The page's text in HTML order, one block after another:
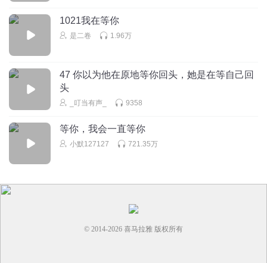
1021我在等你
是二卷 1.96万
47 你以为他在原地等你回头，她是在等自己回
头
_叮当有声_ 9358
等你，我会一直等你
小默127127 721.35万
© 2014-2026 喜马拉雅 版权所有